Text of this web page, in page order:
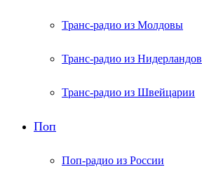
Транс-радио из Молдовы
Транс-радио из Нидерландов
Транс-радио из Швейцарии
Поп
Поп-радио из России